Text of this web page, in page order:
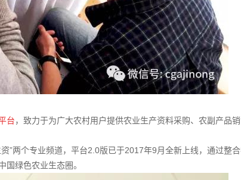
台，致力于为广大农村用户提供农业生产资料采购、农副产品
”两个专业频道，平台2.0版已于2017年9月全新上线，通过整合
绿色农业生态圈。